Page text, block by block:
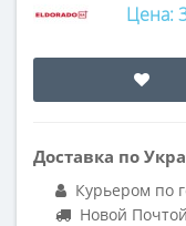
Цена:
Доставка по
Курьером по
Новой Почтой